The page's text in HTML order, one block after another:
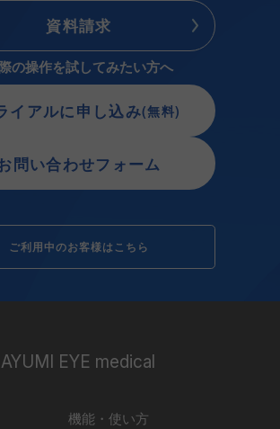
資料請求
の操作を試してみたい方へ
イアルに申し込み(無料)
問い合わせフォーム
ご利用中のお客様はこちら
EYE medical
機能・使い方